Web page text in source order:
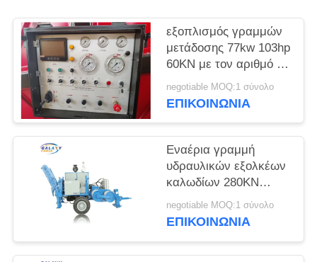
εξοπλισμός γραμμών
μετάδοσης 77kw 103hp
60KN με τον αριθμό 7
αυλακιού
negotiable MOQ:1 σύνολο
ΕΠΙΚΟΙΝΩΝΊΑ
Εναέρια γραμμή
υδραυλικών εξολκέων
καλωδίων 280KN
ADSS που δένει με
σπάγγο τον εξοπλισμό
negotiable MOQ:1 σύνολο
ΕΠΙΚΟΙΝΩΝΊΑ